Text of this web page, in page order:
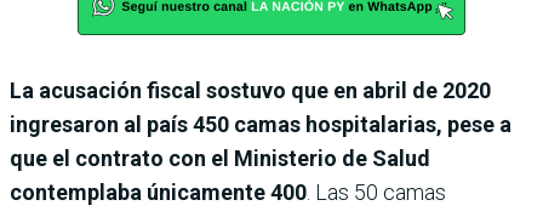
La acusación fiscal sostuvo que en abril de 2020
ingresaron al país 450 camas hospitalarias, pese a
que el contrato con el Ministerio de Salud
contemplaba únicamente 400. Las 50 camas